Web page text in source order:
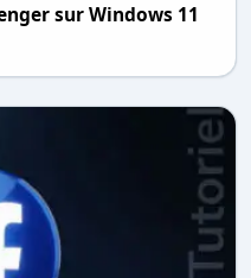
sur Windows 11